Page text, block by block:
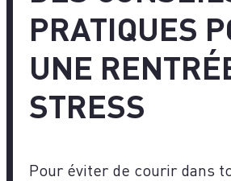
PRATIQUES
UNE
STRESS
Pour éviter de courir dans